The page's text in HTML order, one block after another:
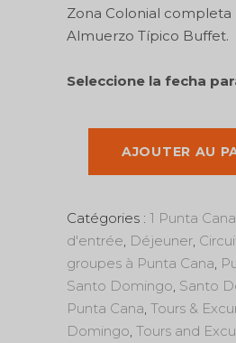
Zona Colonial completa
Almuerzo Típico Buffet.
Seleccione la fecha
AJOUTER AU
Catégories : 1 Punta Cana
d'entrée, Déjeuner,
groupes à Punta Cana,
Santo Domingo, Santo
Punta Cana, Tours &
Domingo, Tours and